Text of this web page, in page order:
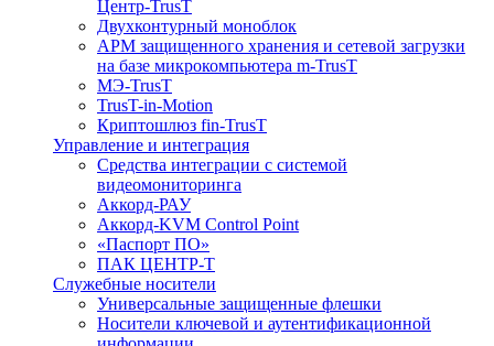
Центр-TrusT
Двухконтурный моноблок
АРМ защищенного хранения и сетевой загрузки
на базе микрокомпьютера m-TrusT
МЭ-TrusT
TrusT-in-Motion
Криптошлюз fin-TrusT
Управление и интеграция
Средства интеграции с системой
видеомониторинга
Аккорд-РАУ
Аккорд-KVM Control Point
«Паспорт ПО»
ПАК ЦЕНТР-Т
Служебные носители
Универсальные защищенные флешки
Носители ключевой и аутентификационной